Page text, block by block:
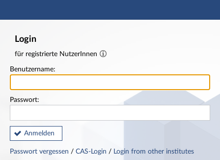
Hauptnavigation
Login
für registrierte NutzerInnen
Benutzername:
Passwort:
Anmelden
Passwort vergessen / CAS-Login / Login from other institutes